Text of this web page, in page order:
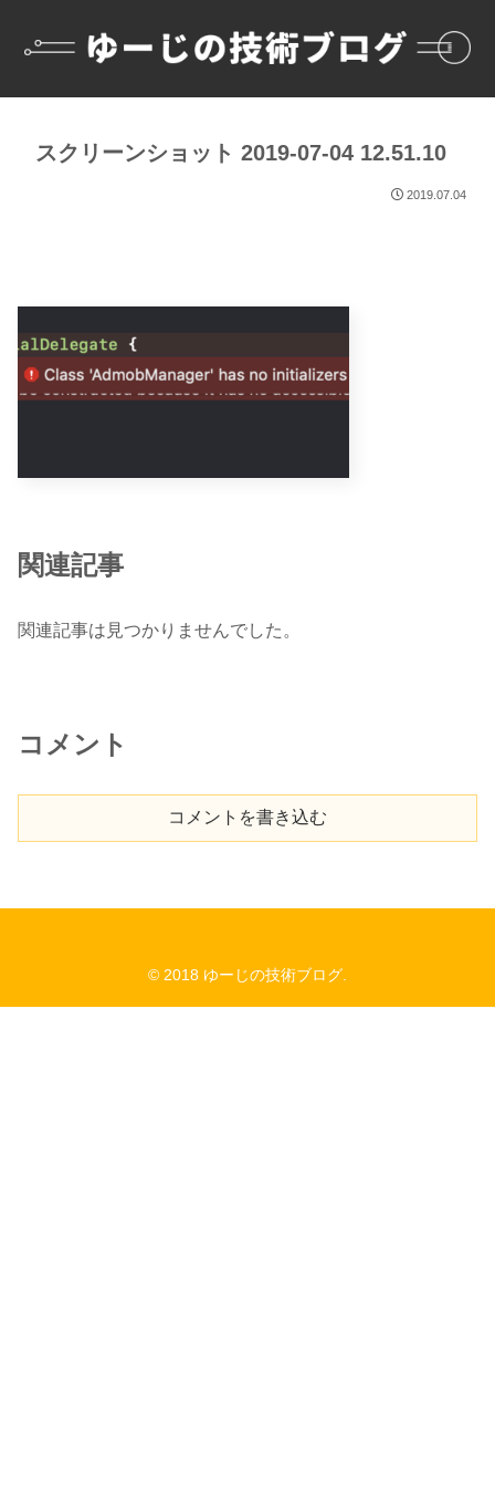
スクリーンショット 2019-07-04 12.51.10
2019.07.04
関連記事
関連記事は見つかりませんでした。
コメント
コメントを書き込む
© 2018 ゆーじの技術ブログ.